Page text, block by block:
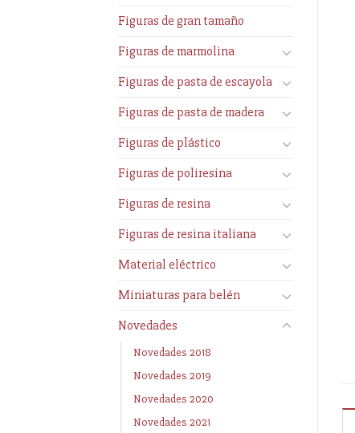
Figuras de gran tamaño
Figuras de marmolina
Figuras de pasta de escayola
Figuras de pasta de madera
Figuras de plástico
Figuras de poliresina
Figuras de resina
Figuras de resina italiana
Material eléctrico
Miniaturas para belén
Novedades
Novedades 2018
Novedades 2019
Novedades 2020
Novedades 2021